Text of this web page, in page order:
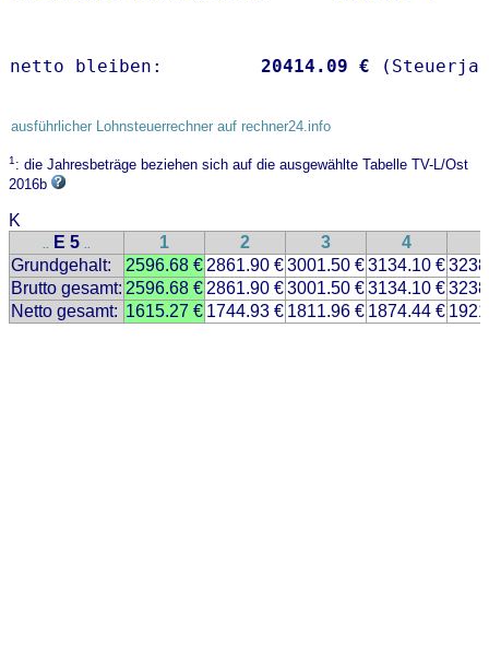
netto bleiben: 20414.09 €
ausführlicher Lohnsteuerrechner auf rechner24.info
1: die Jahresbeträge beziehen sich auf die ausgewählte Tabelle TV-L/Ost
2016b
K
.. E 5 .. 1 2 3 4
Grundgehalt:
2596.68 € 2861.90 €3001.50 €3134.10 €
Brutto gesamt: 2596.68 € 2861.90 €3001.50 €3134.10 €
Netto gesamt: 1615.27 € 1744.93 € 1811.96 € 1874.44 €